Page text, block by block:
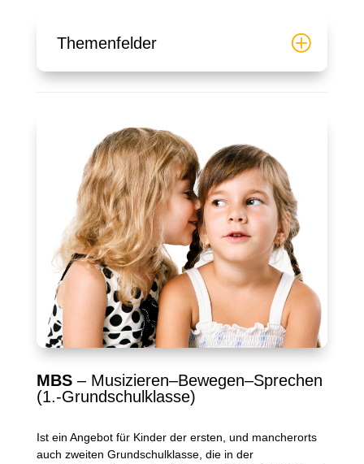
Themenfelder
MBS– Musizieren–Bewegen–Sprechen
(1.-Grundschulklasse)
Ist ein Angebot für Kinder der ersten, und mancherorts
auch zweiten Grundschulklasse, die in der